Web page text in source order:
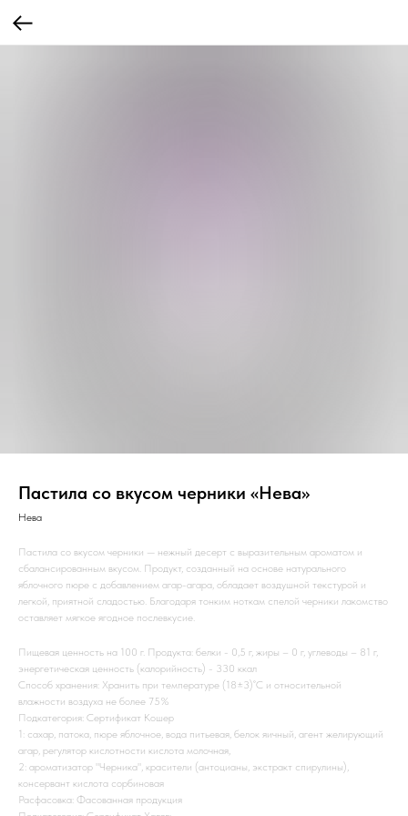
Пастила со вкусом черники «Нева»
Нева
Пастила со вкусом черники — нежный десерт с выразительным ароматом и
сбалансированным вкусом. Продукт, созданный на основе натурального
яблочного пюре с добавлением агар-агара, обладает воздушной текстурой и
легкой, приятной сладостью. Благодаря тонким ноткам спелой черники лакомство
оставляет мягкое ягодное послевкусие.
Пищевая ценность на 100 г. Продукта: белки - 0,5 г, жиры – 0 г, углеводы – 81 г,
энергетическая ценность (калорийность) - 330 ккал
Способ хранения: Хранить при температуре (18±3)˚С и относительной
влажности воздуха не более 75%
Подкатегория: Сертификат Кошер
1: сахар, патока, пюре яблочное, вода питьевая, белок яичный, агент желирующий
агар, регулятор кислотности кислота молочная,
2: ароматизатор "Черника", красители (антоцианы, экстракт спирулины),
консервант кислота сорбиновая
Расфасовка: Фасованная продукция